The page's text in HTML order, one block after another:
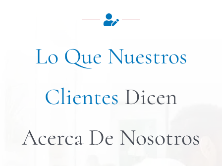
Lo Que Nuestros
Clientes Dicen
Acerca De Nosotros